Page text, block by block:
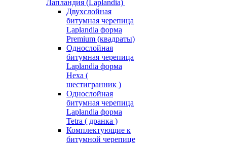
Лапландия (Laplandia)
Двухслойная
битумная черепица
Laplandia форма
Premium (квадраты)
Однослойная
битумная черепица
Laplandia форма
Hexa (
шестигранник )
Однослойная
битумная черепица
Laplandia форма
Tetra ( дранка )
Комплектующие к
битумной черепице